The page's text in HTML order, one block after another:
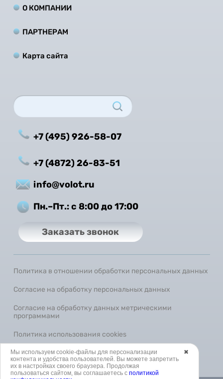
О КОМПАНИИ
ПАРТНЕРАМ
Карта сайта
+7 (495) 926-58-07
+7 (4872) 26-83-51
info@volot.ru
Пн.–Пт.: с 8:00 до 17:00
Заказать звонок
Политика в отношении обработки персональных данных
Согласие на обработку персональных данных
Согласие на обработку данных метрическими
программами
Политика использования cookies
SEO-продвижение сайта
✖
Мы используем cookie-файлы для персонализации
контента и удобства пользователей. Вы можете запретить
их в настройках своего браузера. Продолжая
пользоваться сайтом, вы соглашаетесь с политикой